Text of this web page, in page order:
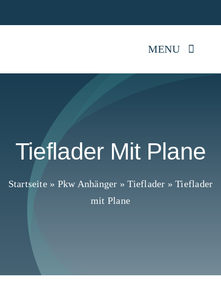
MENU
Mietpark
Tieflader Mit Plane
Startseite» Pkw Anhänger »Tieflader »Tieflader
mit Plane